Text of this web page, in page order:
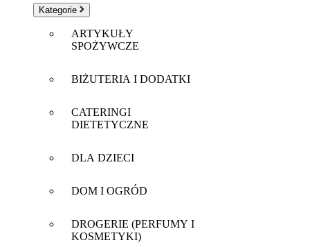
Kategorie
ARTYKUŁY
SPOŻYWCZE
BIŻUTERIA I DODATKI
CATERINGI
DIETETYCZNE
DLA DZIECI
DOM I OGRÓD
DROGERIE (PERFUMY I
KOSMETYKI)